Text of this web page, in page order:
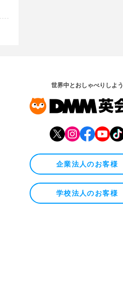
世界中とおしゃべりしよう
企業法人のお客様
学校法人のお客様